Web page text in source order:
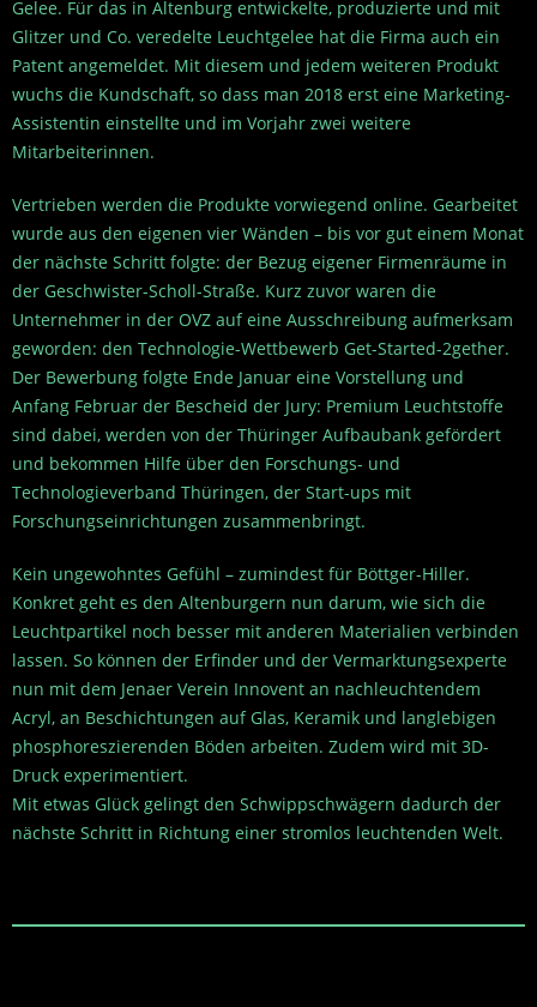
Gelee. Für das in Altenburg entwickelte, produzierte und mit
Glitzer und Co. veredelte Leuchtgelee hat die Firma auch ein
Patent angemeldet. Mit diesem und jedem weiteren Produkt
wuchs die Kundschaft, so dass man 2018 erst eine Marketing-
Assistentin einstellte und im Vorjahr zwei weitere
Mitarbeiterinnen.
Vertrieben werden die Produkte vorwiegend online. Gearbeitet
wurde aus den eigenen vier Wänden – bis vor gut einem Monat
der nächste Schritt folgte: der Bezug eigener Firmenräume in
der Geschwister-Scholl-Straße. Kurz zuvor waren die
Unternehmer in der OVZ auf eine Ausschreibung aufmerksam
geworden: den Technologie-Wettbewerb Get-Started-2gether.
Der Bewerbung folgte Ende Januar eine Vorstellung und
Anfang Februar der Bescheid der Jury: Premium Leuchtstoffe
sind dabei, werden von der Thüringer Aufbaubank gefördert
und bekommen Hilfe über den Forschungs- und
Technologieverband Thüringen, der Start-ups mit
Forschungseinrichtungen zusammenbringt.
Kein ungewohntes Gefühl – zumindest für Böttger-Hiller.
Konkret geht es den Altenburgern nun darum, wie sich die
Leuchtpartikel noch besser mit anderen Materialien verbinden
lassen. So können der Erfinder und der Vermarktungsexperte
nun mit dem Jenaer Verein Innovent an nachleuchtendem
Acryl, an Beschichtungen auf Glas, Keramik und langlebigen
phosphoreszierenden Böden arbeiten. Zudem wird mit 3D-
Druck experimentiert.
Mit etwas Glück gelingt den Schwippschwägern dadurch der
nächste Schritt in Richtung einer stromlos leuchtenden Welt.